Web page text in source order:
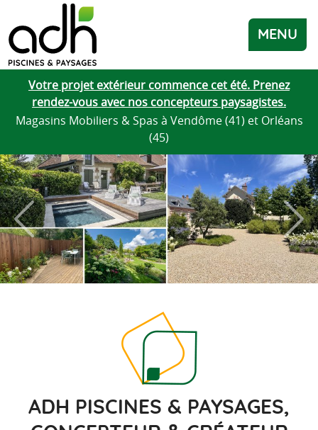
MENU
Votre projet extérieur commence cet été. Prenez
rendez-vous avec nos concepteurs paysagistes.
Magasins Mobiliers & Spas à Vendôme (41) et Orléans
(45)
Précédent
ADH PISCINES & PAYSAGES,